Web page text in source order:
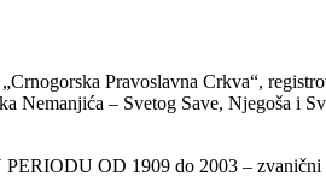
Pravoslavna Crkva“,
– Svetog Save, Njegoša i
OD 1909 do 2003 – zvanični